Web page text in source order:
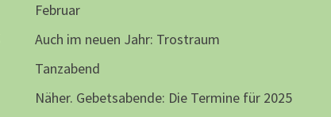
Februar
Auch im neuen Jahr: Trostraum
Tanzabend
Näher. Gebetsabende: Die Termine für 2025